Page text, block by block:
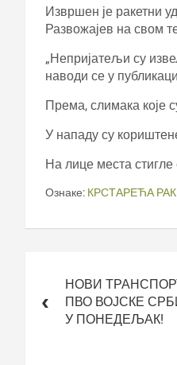
Извршен је ракетни
Развожајев на свом
„Непријатељи су
наводи се у
Према, слимака које
У нападу су
На лице места
Ознаке: КРСТАРЕЋА
чланкаНОВИ
ПВО ВОЈСКЕ
У ПОНЕДЕЉАК!